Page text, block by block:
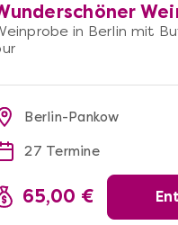
in Berlin mit
Berlin-Pankow
27 Termine
65,00 €